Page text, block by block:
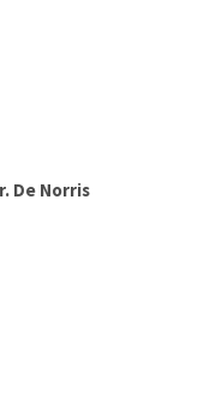
De Norris